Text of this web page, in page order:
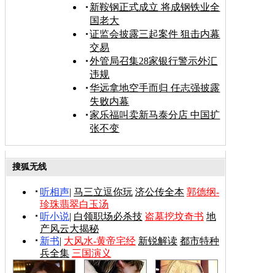
新鞍钢正式成立 将成钢铁业全
国老大
证监会披露三起案件 狙击内幕
交易
外管局召集28家银行警示外汇
违规
华远拿地空手而归 任志强披露
失败内幕
家乐福叫卖新马泰分店 中国扩
张不变
搜狐无线
听相声| 马三立逗你玩 济公传全本 郭德纲-
珍珠翡翠白玉汤
听小说| 白领职场必杀技 盗墓挖坟奇书 地
产风云大揭秘
新书| 大风水-黄帝宅经 新锐解读 都市特种
兵全集 三国演义